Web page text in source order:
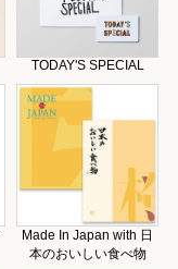
TODAY'S SPECIAL
Made In Japan with 日
本のおいしい食べ物